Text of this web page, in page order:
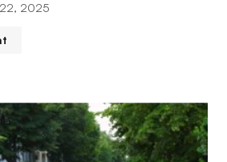
2025
nu va fi publicată. Câmpurile
cu*